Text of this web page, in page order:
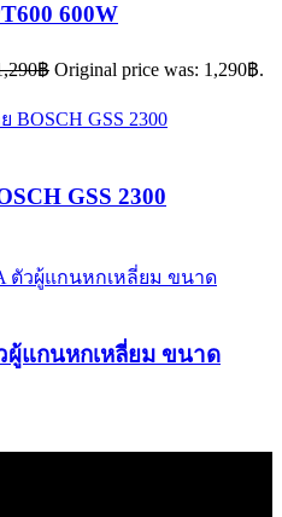
600W
฿ Original price was: 1,290฿.
GSS 2300
ผู้แกนหกเหลี่ยม ขนาด